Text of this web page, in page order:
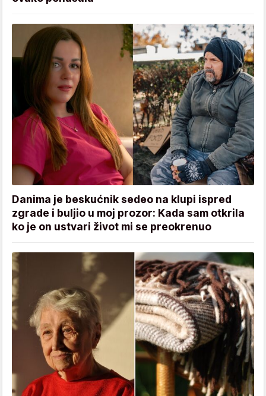
Danima je beskućnik sedeo na klupi ispred
zgrade i buljio u moj prozor: Kada sam otkrila
ko je on ustvari život mi se preokrenuo